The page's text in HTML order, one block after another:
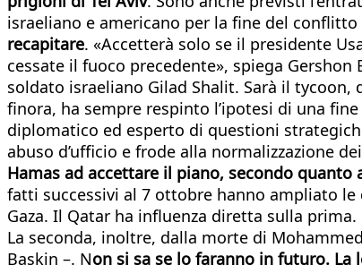
israeliano e americano per la fine del conflitto
recapitare. «Accetterà solo se il presidente
cessate il fuoco precedente», spiega
soldato israeliano Gilad Shalit. Sarà il
finora, ha sempre respinto l’ipotesi di una
diplomatico ed esperto di questioni
abuso d’ufficio e frode alla normalizzazione
Hamas ad accettare il piano, secondo
fatti successivi al 7 ottobre hanno ampliato
Gaza. Il Qatar ha influenza diretta sulla prima.
La seconda, inoltre, dalla morte di
Baskin –. Non si sa se lo faranno in futuro. La